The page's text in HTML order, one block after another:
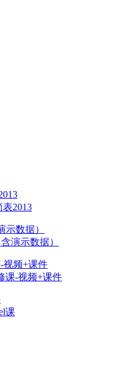
2013
演示数据）
课-视频+课件
课